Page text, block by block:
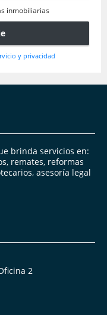
inmobiliarias
y privacidad
brinda servicios en:
remates, reformas
asesoría legal
2